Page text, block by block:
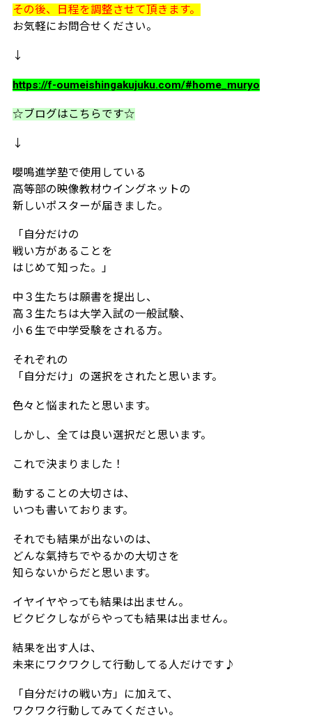
その後、日程を調整させて頂きます。
お気軽にお問合せください。
↓
https://f-oumeishingakujuku.com/#home_muryo
☆ブログはこちらです☆
↓
嚶鳴進学塾で使用している
高等部の映像教材ウイングネットの
新しいポスターが届きました。
「自分だけの
戦い方があることを
はじめて知った。」
中３生たちは願書を提出し、
高３生たちは大学入試の一般試験、
小６生で中学受験をされる方。
それぞれの
「自分だけ」の選択をされたと思います。
色々と悩まれたと思います。
しかし、全ては良い選択だと思います。
これで決まりました！
動することの大切さは、
いつも書いております。
それでも結果が出ないのは、
どんな氣持ちでやるかの大切さを
知らないからだと思います。
イヤイヤやっても結果は出ません。
ビクビクしながらやっても結果は出ません。
結果を出す人は、
未来にワクワクして行動してる人だけです♪
「自分だけの戦い方」に加えて、
ワクワク行動してみてください。